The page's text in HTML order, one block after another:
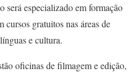
especializado em formação
gratuitos nas áreas de
e cultura.
oficinas de filmagem e edição,